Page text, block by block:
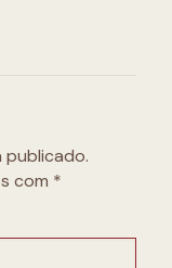
publicado.
com *